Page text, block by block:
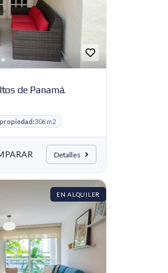
de Panamá.
306 m2
Detalles
EN ALQUILER